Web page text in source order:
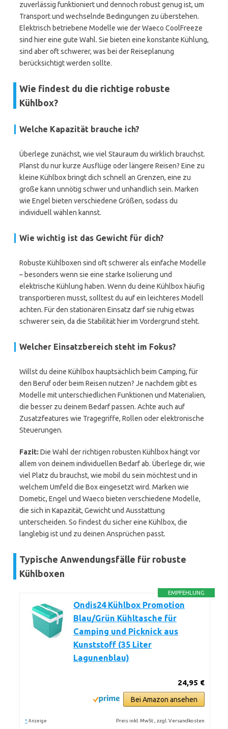
zuverlässig funktioniert und dennoch robust genug ist, um
Transport und wechselnde Bedingungen zu überstehen.
Elektrisch betriebene Modelle wie der Waeco CoolFreeze
sind hier eine gute Wahl. Sie bieten eine konstante Kühlung,
sind aber oft schwerer, was bei der Reiseplanung
berücksichtigt werden sollte.
Wie findest du die richtige robuste
Kühlbox?
Welche Kapazität brauche ich?
Überlege zunächst, wie viel Stauraum du wirklich brauchst.
Planst du nur kurze Ausflüge oder längere Reisen? Eine zu
kleine Kühlbox bringt dich schnell an Grenzen, eine zu
große kann unnötig schwer und unhandlich sein. Marken
wie Engel bieten verschiedene Größen, sodass du
individuell wählen kannst.
Wie wichtig ist das Gewicht für dich?
Robuste Kühlboxen sind oft schwerer als einfache Modelle
– besonders wenn sie eine starke Isolierung und
elektrische Kühlung haben. Wenn du deine Kühlbox häufig
transportieren musst, solltest du auf ein leichteres Modell
achten. Für den stationären Einsatz darf sie ruhig etwas
schwerer sein, da die Stabilität hier im Vordergrund steht.
Welcher Einsatzbereich steht im Fokus?
Willst du deine Kühlbox hauptsächlich beim Camping, für
den Beruf oder beim Reisen nutzen? Je nachdem gibt es
Modelle mit unterschiedlichen Funktionen und Materialien,
die besser zu deinem Bedarf passen. Achte auch auf
Zusatzfeatures wie Tragegriffe, Rollen oder elektronische
Steuerungen.
Fazit: Die Wahl der richtigen robusten Kühlbox hängt vor
allem von deinem individuellen Bedarf ab. Überlege dir, wie
viel Platz du brauchst, wie mobil du sein möchtest und in
welchem Umfeld die Box eingesetzt wird. Marken wie
Dometic, Engel und Waeco bieten verschiedene Modelle,
die sich in Kapazität, Gewicht und Ausstattung
unterscheiden. So findest du sicher eine Kühlbox, die
langlebig ist und zu deinen Ansprüchen passt.
Typische Anwendungsfälle für robuste
Kühlboxen
EMPFEHLUNG
Ondis24 Kühlbox Promotion
Blau/Grün Kühltasche für
Camping und Picknick aus
Kunststoff (35 Liter
Lagunenblau)
24,95 €
Bei Amazon ansehen
* Anzeige Preis inkl. MwSt., zzgl. Versandkosten